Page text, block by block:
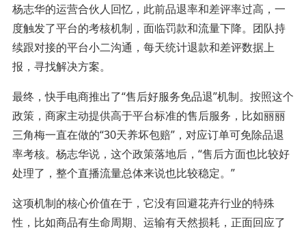
杨志华的运营合伙人回忆，此前品退率和差评率过高，一
度触发了平台的考核机制，面临罚款和流量下降。团队持
续跟对接的平台小二沟通，每天统计退款和差评数据上
报，寻找解决方案。
最终，快手电商推出了“售后好服务免品退”机制。按照这个
政策，商家主动提供高于平台标准的售后服务，比如丽丽
三角梅一直在做的“30天养坏包赔”，对应订单可免除品退
率考核。杨志华说，这个政策落地后，“售后方面也比较好
处理了，整个直播流量总体来说也比较稳定。”
这项机制的核心价值在于，它没有回避花卉行业的特殊
性，比如商品有生命周期、运输有天然损耗，正面回应了